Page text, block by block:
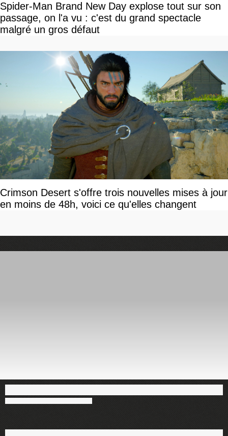
Spider-Man Brand New Day explose tout sur son
passage, on l'a vu : c'est du grand spectacle
malgré un gros défaut
Crimson Desert s'offre trois nouvelles mises à jour
en moins de 48h, voici ce qu'elles changent